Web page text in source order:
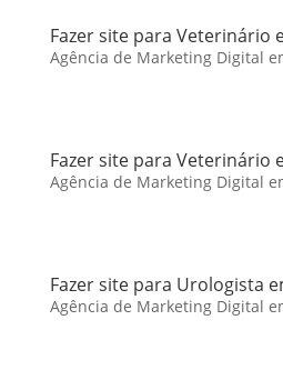
Fazer site para Veterinário
Agência de Marketing Digital
Fazer site para Veterinário
Agência de Marketing Digital
Fazer site para Urologista
Agência de Marketing Digital